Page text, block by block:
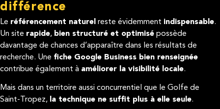
différence
Le référencement naturel reste évidemment indispensable.
Un site rapide, bien structuré et optimisé possède
davantage de chances d’apparaître dans les résultats de
recherche. Une fiche Google Business bien renseignée
contribue également à améliorer la visibilité locale.
Mais dans un territoire aussi concurrentiel que le Golfe de
Saint-Tropez, la technique ne suffit plus à elle seule.